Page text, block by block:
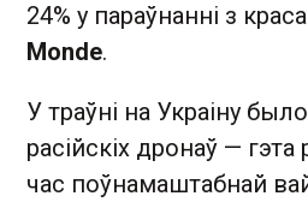
24% у параўнанні з
Monde.
У траўні на Украіну
расійскіх дронаў —
час поўнамаштабнай